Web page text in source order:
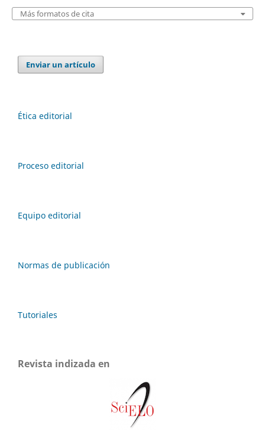
Más formatos de cita
Enviar un artículo
Ética editorial
Proceso editorial
Equipo editorial
Normas de publicación
Tutoriales
Revista indizada en